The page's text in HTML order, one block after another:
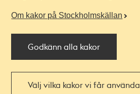
Om kakor på Stockholmskällan
Godkänn alla kakor
Välj vilka kakor vi får använda